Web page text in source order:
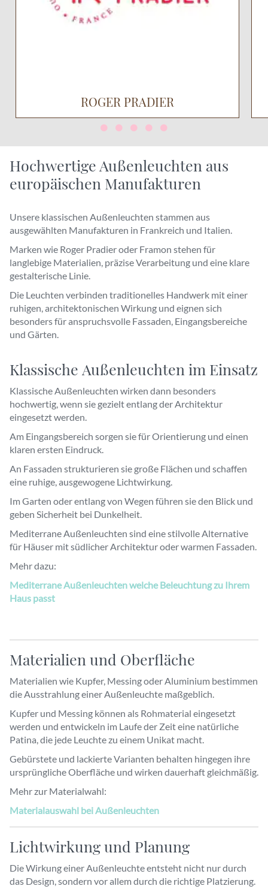
ROGER PRADIER
Hochwertige Außenleuchten aus
europäischen Manufakturen
Unsere klassischen Außenleuchten stammen aus
ausgewählten Manufakturen in Frankreich und Italien.
Marken wie Roger Pradier oder Framon stehen für
langlebige Materialien, präzise Verarbeitung und eine klare
gestalterische Linie.
Die Leuchten verbinden traditionelles Handwerk mit einer
ruhigen, architektonischen Wirkung und eignen sich
besonders für anspruchsvolle Fassaden, Eingangsbereiche
und Gärten.
Klassische Außenleuchten im Einsatz
Klassische Außenleuchten wirken dann besonders
hochwertig, wenn sie gezielt entlang der Architektur
eingesetzt werden.
Am Eingangsbereich sorgen sie für Orientierung und einen
klaren ersten Eindruck.
An Fassaden strukturieren sie große Flächen und schaffen
eine ruhige, ausgewogene Lichtwirkung.
Im Garten oder entlang von Wegen führen sie den Blick und
geben Sicherheit bei Dunkelheit.
Mediterrane Außenleuchten sind eine stilvolle Alternative
für Häuser mit südlicher Architektur oder warmen Fassaden.
Mehr dazu:
Mediterrane Außenleuchten welche Beleuchtung zu Ihrem
Haus passt
Materialien und Oberfläche
Materialien wie Kupfer, Messing oder Aluminium bestimmen
die Ausstrahlung einer Außenleuchte maßgeblich.
Kupfer und Messing können als Rohmaterial eingesetzt
werden und entwickeln im Laufe der Zeit eine natürliche
Patina, die jede Leuchte zu einem Unikat macht.
Gebürstete und lackierte Varianten behalten hingegen ihre
ursprüngliche Oberfläche und wirken dauerhaft gleichmäßig.
Mehr zur Materialwahl:
Materialauswahl bei Außenleuchten
Lichtwirkung und Planung
Die Wirkung einer Außenleuchte entsteht nicht nur durch
das Design, sondern vor allem durch die richtige Platzierung.